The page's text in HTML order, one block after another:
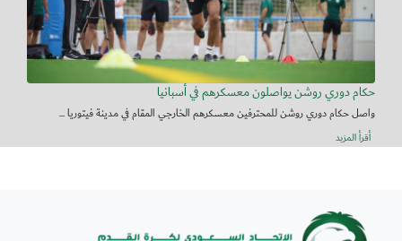
حكام دوري روشن يواصلون معسكرهم في أسبانيا
واصل حكام دوري روشن للمحترفين معسكرهم الخارجي المقام في مدينة فيتوريا ...
أقرأ المزيد